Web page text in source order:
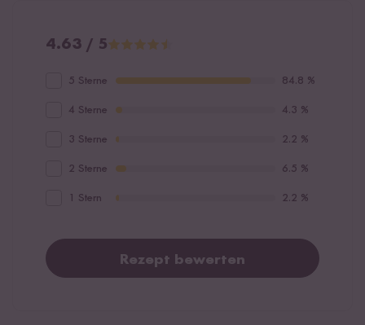
4.63 / 5
5 Sterne 84.8 %
4 Sterne 4.3 %
3 Sterne 2.2 %
2 Sterne 6.5 %
1 Stern 2.2 %
Rezept bewerten